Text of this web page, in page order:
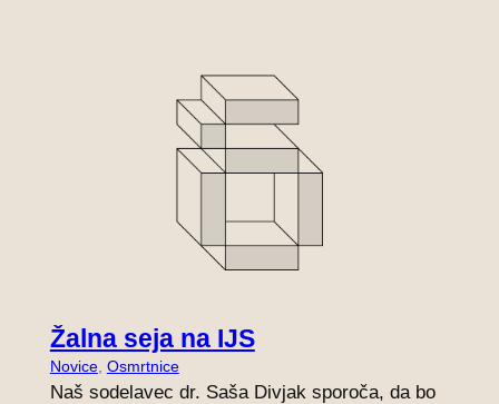
Žalna seja na IJS
Novice, Osmrtnice
Naš sodelavec dr. Saša Divjak sporoča, da bo